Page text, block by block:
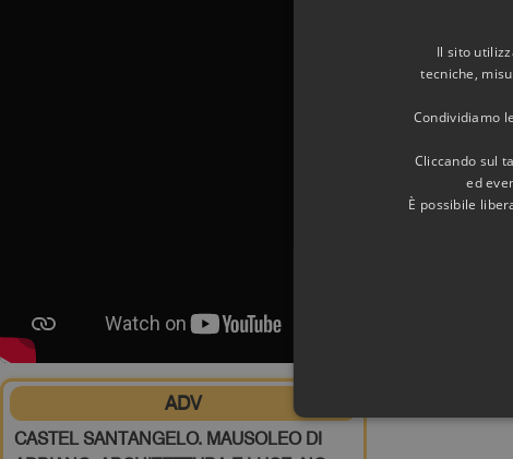
ADV
CASTEL SANTANGELO. MAUSOLEO DI
Il sito
tecniche,
Condividiamo
Cliccando sul
ed
È possibile